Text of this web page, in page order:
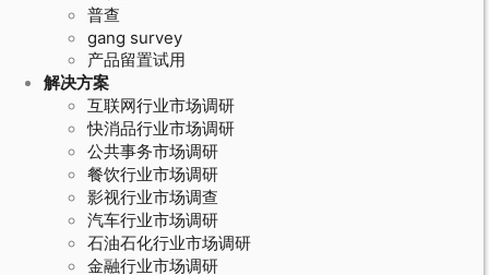
普查
gang survey
产品留置试用
解决方案
互联网行业市场调研
快消品行业市场调研
公共事务市场调研
餐饮行业市场调研
影视行业市场调查
汽车行业市场调研
石油石化行业市场调研
金融行业市场调研May 15, 2026